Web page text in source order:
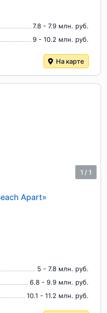
7.8 - 7.9 млн. руб.
9 - 10.2 млн. руб.
На карте
1 /1
Apart»
5 - 7.8 млн. руб.
6.8 - 9.9 млн. руб.
10.1 - 11.2 млн. руб.